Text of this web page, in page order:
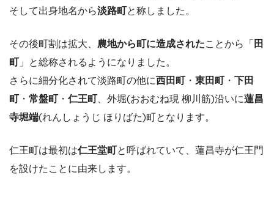
そして出身地名から淡路町と称しました。
その後町割は拡大、 農地から町に造成されたことから「 田
町」と総称されるようになりました。
さらに細分化されて淡路町の他に西田町・ 東田町・ 下田
町・ 常盤町・ 仁王町、外堀(おおむね現 柳川筋)沿いに蓮昌
寺堀端(れんしょうじ ほりばた)町となります。
仁王町は最初は仁王堂町と呼ばれていて、蓮昌寺が仁王門
を設けたことに由来します。